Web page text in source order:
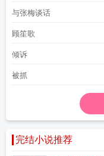
与张梅谈话
顾笙歌
倾诉
被抓
完结小说推荐